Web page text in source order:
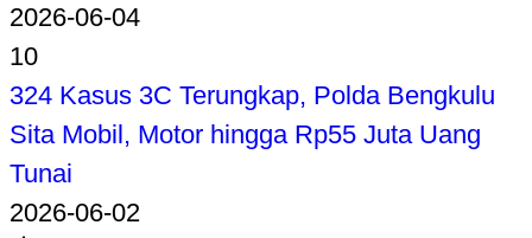
2026-06-04
10
324 Kasus 3C Terungkap, Polda Bengkulu
Sita Mobil, Motor hingga Rp55 Juta Uang
Tunai
2026-06-02